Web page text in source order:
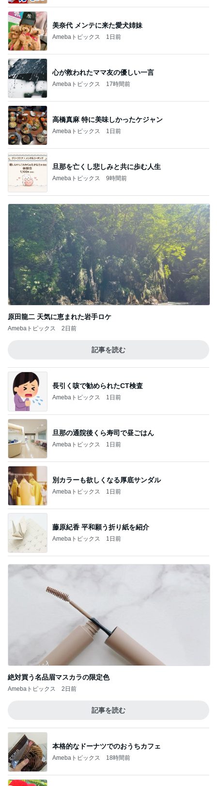
美奈代 メンテに来た愛犬姉妹
Amebaトピックス 1日前
心が救われたママ友の優しい一言
Amebaトピックス 17時間前
高橋真麻 特に美味しかったケジャン
Amebaトピックス 1日前
旦那を亡くし悲しみと共に歩む人生
Amebaトピックス 9時間前
原田龍二 天気に恵まれた岩手ロケ
Amebaトピックス 2日前
記事を読む
長引く咳で勧められたCT検査
Amebaトピックス 1日前
旦那の通院後くら寿司で昼ごはん
Amebaトピックス 1日前
別カラーも欲しくなる厚底サンダル
Amebaトピックス 1日前
藤原紀香 平和願う折り紙を紹介
Amebaトピックス 1日前
絶対買う名品眉マスカラの限定色
Amebaトピックス 2日前
記事を読む
本格的なドーナツでのおうちカフェ
Amebaトピックス 18時間前